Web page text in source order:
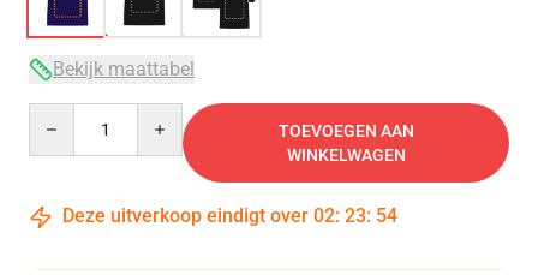
Bekijk maattabel
TOEVOEGEN AAN
WINKELWAGEN
Deze uitverkoop eindigt over 02: 23: 54